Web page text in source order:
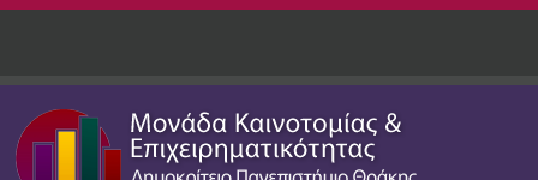
Παράκαμψη προς το κυρίως περιεχόμενο